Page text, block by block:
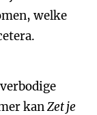
welke
kanZet je